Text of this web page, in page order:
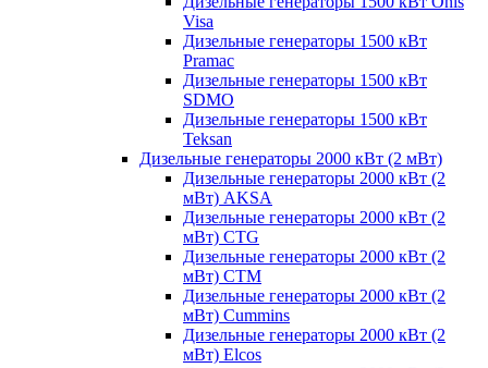
Visa
Дизельные генераторы 1500 кВт
Pramac
Дизельные генераторы 1500 кВт
SDMO
Дизельные генераторы 1500 кВт
Teksan
Дизельные генераторы 2000 кВт (2 мВт)
Дизельные генераторы 2000 кВт (2
мВт) AKSA
Дизельные генераторы 2000 кВт (2
мВт) CTG
Дизельные генераторы 2000 кВт (2
мВт) CTM
Дизельные генераторы 2000 кВт (2
мВт) Cummins
Дизельные генераторы 2000 кВт (2
мВт) Elcos